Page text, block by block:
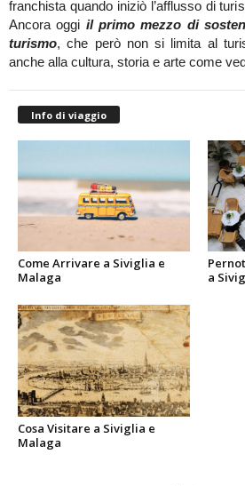
franchista quando iniziò l’afflusso di
Ancora oggi il primo mezzo di
turismo, che però non si limita al
anche alla cultura, storia e arte come
Info di viaggio
Come Arrivare a Siviglia e
Malaga
a
Cosa Visitare a Siviglia e
Malaga